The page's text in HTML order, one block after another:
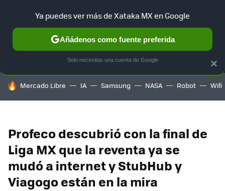
MENÚ NUEVO
GAMING HOME AUTO
HOY SE HABLA DE
Mercado Libre IA Samsung NASA Robot Wifi
Profeco descubrió con la final de
Liga MX que la reventa ya se
mudó a internet y StubHub y
Viagogo están en la mira
×
Ya puedes ver más de Xataka MX en Google
Añádenos como fuente preferida
Solo necesitas una cuenta de Google